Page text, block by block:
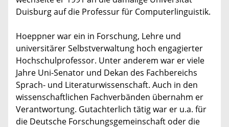
Duisburg auf die Professur für Computerlinguistik.
Hoeppner war ein in Forschung, Lehre und
universitärer Selbstverwaltung hoch engagierter
Hochschulprofessor. Unter anderem war er viele
Jahre Uni-Senator und Dekan des Fachbereichs
Sprach- und Literaturwissenschaft. Auch in den
wissenschaftlichen Fachverbänden übernahm er
Verantwortung. Gutachterlich tätig war er u.a. für
die Deutsche Forschungsgemeinschaft oder die